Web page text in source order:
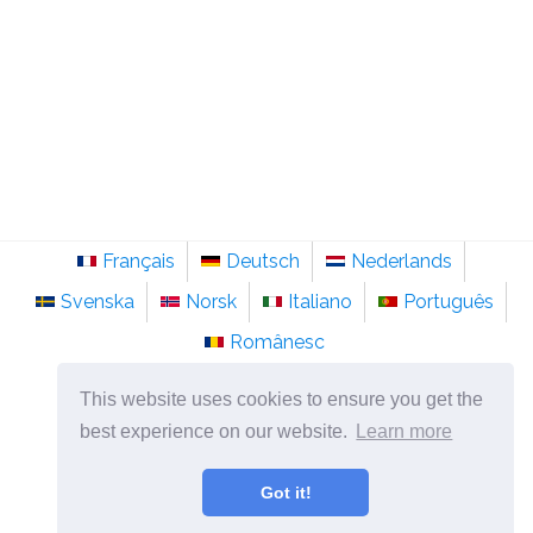
This website uses cookies to ensure you get the
best experience on our website.
Learn more
Got it!
Français Deutsch
Nederlands
Svenska
Norsk Italiano
Português
Românesc
©2026ro.sainte-anastasie.org
Psihologie, filozofie și gândire despre viață.